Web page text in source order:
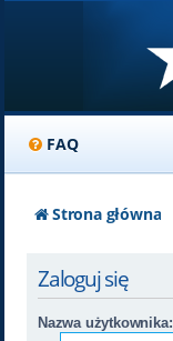
FAQ
Strona główna
Zaloguj się
Nazwa użytkownika: